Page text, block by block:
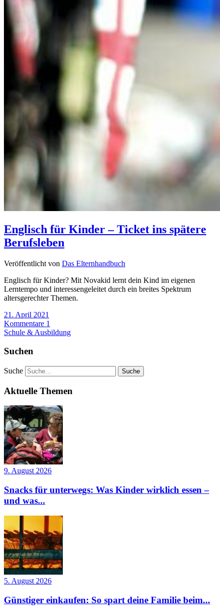
Englisch für Kinder – Ticket ins spätere
Berufsleben
Veröffentlicht von Das Elternhandbuch
Englisch für Kinder? Mit Novakid lernt dein Kind im eigenen
Lerntempo und interessengeleitet durch ein breites Spektrum
altersgerechter Themen.
21. April 2021
Kommentare 1
Schule & Ausbildung
Suchen
Suche
Aktuelle Themen
9. August 2026
Snacks für unterwegs: Was Kinder wirklich essen –
und was...
5. August 2026
Günstiger einkaufen: So spart deine Familie beim...